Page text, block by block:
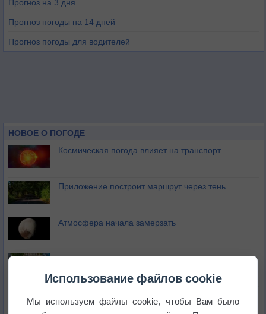
Прогноз на 3 дня
Прогноз погоды на 14 дней
Прогноз погоды для водителей
НОВОЕ О ПОГОДЕ
Космическая погода влияет на транспорт
Приложение построит маршрут через тень
Атмосфера начала замерзать
В Приморье обнаружены морские волны тепла
бабочек
Использование файлов cookie
Мы используем файлы cookie, чтобы Вам было